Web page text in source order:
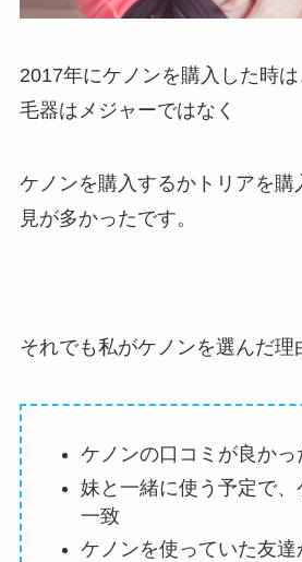
2017年にケノンを購入した時
毛器はメジャーではなく
ケノンを購入するかトリアを購
見が多かったです。
それでも私がケノンを選んだ理
ケノンの口コミが良かっ
妹と一緒に使う予定で
一致
ケノンを使っていた友達